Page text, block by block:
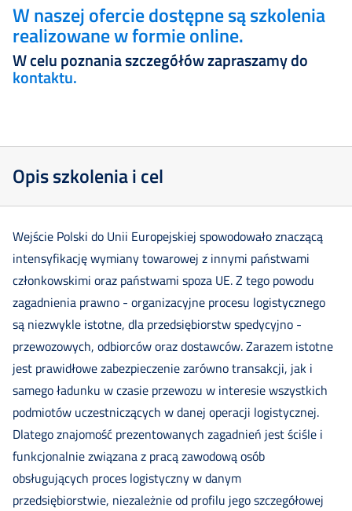
W naszej ofercie dostępne są szkolenia
realizowane w formie online.
W celu poznania szczegółów zapraszamy do
kontaktu.
Opis szkolenia i cel
Wejście Polski do Unii Europejskiej spowodowało znaczącą
intensyfikację wymiany towarowej z innymi państwami
członkowskimi oraz państwami spoza UE. Z tego powodu
zagadnienia prawno - organizacyjne procesu logistycznego
są niezwykle istotne, dla przedsiębiorstw spedycyjno -
przewozowych, odbiorców oraz dostawców. Zarazem istotne
jest prawidłowe zabezpieczenie zarówno transakcji, jak i
samego ładunku w czasie przewozu w interesie wszystkich
podmiotów uczestniczących w danej operacji logistycznej.
Dlatego znajomość prezentowanych zagadnień jest ściśle i
funkcjonalnie związana z pracą zawodową osób
obsługujących proces logistyczny w danym
przedsiębiorstwie, niezależnie od profilu jego szczegółowej